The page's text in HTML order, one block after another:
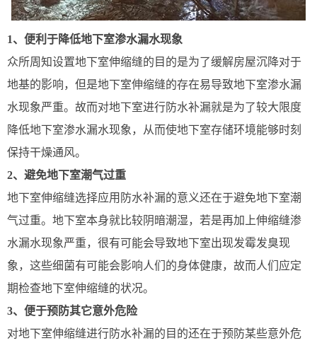
1、便利于降低地下室渗水漏水现象
众所周知设置地下室伸缩缝的目的是为了缓解房屋沉降对于
地基的影响，但是地下室伸缩缝的存在易导致地下室渗水漏
水现象严重。故而对地下室进行防水补漏就是为了较大限度
降低地下室渗水漏水现象，从而使地下室存储环境能够时刻
保持干燥通风。
2、避免地下室潮气过重
地下室伸缩缝选择应用防水补漏的意义还在于避免地下室潮
气过重。地下室本身就比较阴暗潮湿，若是再加上伸缩缝渗
水漏水现象严重，很有可能会导致地下室出现发霉发臭现
象，这些细菌有可能会影响人们的身体健康，故而人们应定
期检查地下室伸缩缝的状况。
3、便于预防其它意外危险
对地下室伸缩缝进行防水补漏的目的还在于预防某些意外危